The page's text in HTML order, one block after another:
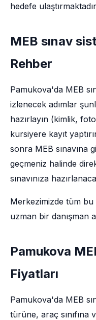
hedefe
MEB sınav
Rehber
Pamukova'da MEB
izlenecek adımlar
hazırlayın (kimlik,
kursiyere kayıt
sonra MEB sınavına
geçmeniz halinde
sınavınıza
Merkezimizde tüm
uzman bir danışman
Pamukova
Fiyatları
Pamukova'da MEB
türüne, araç